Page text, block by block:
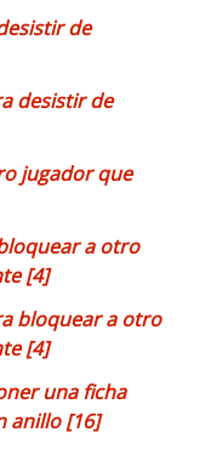
de
desistir de
jugador que
a otro
[4]
bloquear a otro
[4]
una ficha
anillo [16]